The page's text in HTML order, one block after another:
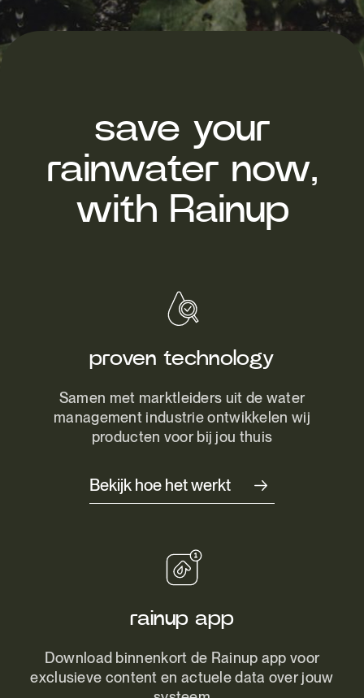
save your
rainwater now,
with Rainup
proven technology
Samen met marktleiders uit de water
management industrie ontwikkelen wij
producten voor bij jou thuis
Bekijk hoe het werkt
rainup app
Download binnenkort de Rainup app voor
exclusieve content en actuele data over jouw